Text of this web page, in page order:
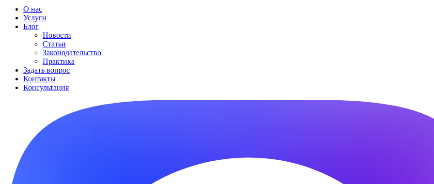
О нас
Услуги
Блог
Новости
Статьи
Законодательство
Практика
Задать вопрос
Контакты
Консультация